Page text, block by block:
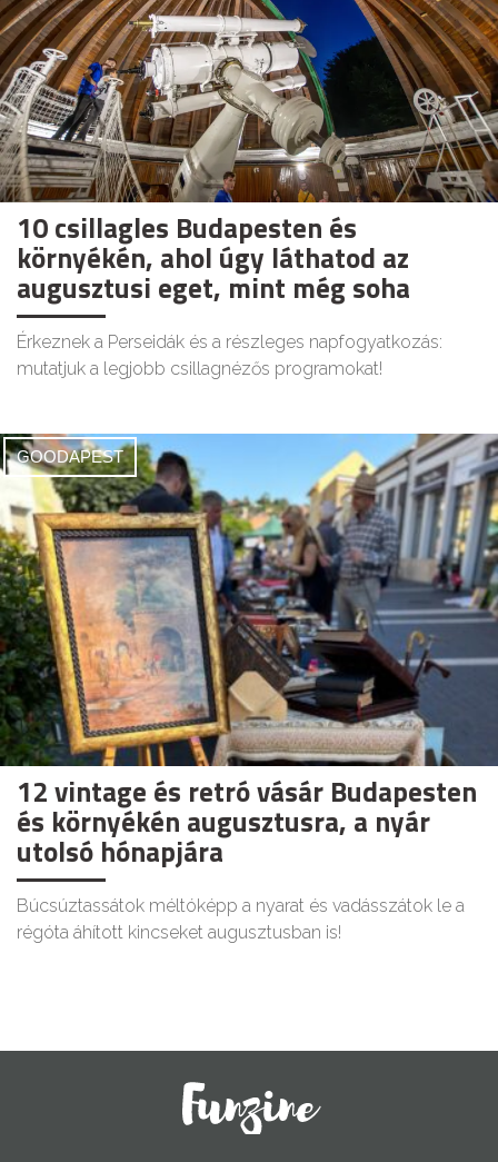
10 csillagles Budapesten és
környékén, ahol úgy láthatod az
augusztusi eget, mint még soha
Érkeznek a Perseidák és a részleges napfogyatkozás:
mutatjuk a legjobb csillagnézős programokat!
GOODAPEST
12 vintage és retró vásár Budapesten
és környékén augusztusra, a nyár
utolsó hónapjára
Búcsúztassátok méltóképp a nyarat és vadásszátok le a
régóta áhított kincseket augusztusban is!